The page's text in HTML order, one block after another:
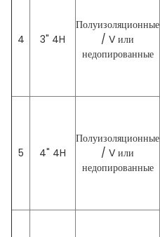
4 3" 4H
Полуизоляционные
/ V или
недопированные
5 4" 4H
Полуизоляционные
/ V или
недопированные